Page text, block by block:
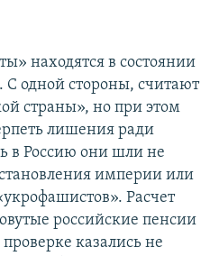
находятся в состоянии
одной стороны, считают
страны», но при этом
лишения ради
в Россию они шли не
империи или
Расчет
российские пенсии
казались не